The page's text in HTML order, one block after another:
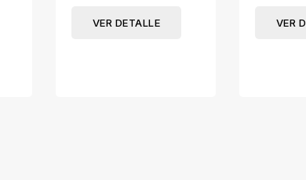
VER DETALLE VER